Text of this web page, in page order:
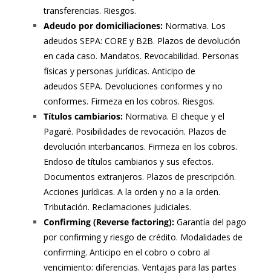
transferencias. Riesgos.
Adeudo por domiciliaciones: Normativa. Los
adeudos SEPA: CORE y B2B. Plazos de devolución
en cada caso. Mandatos. Revocabilidad. Personas
físicas y personas jurídicas. Anticipo de
adeudos SEPA. Devoluciones conformes y no
conformes. Firmeza en los cobros. Riesgos.
Títulos cambiarios: Normativa. El cheque y el
Pagaré. Posibilidades de revocación. Plazos de
devolución interbancarios. Firmeza en los cobros.
Endoso de títulos cambiarios y sus efectos.
Documentos extranjeros. Plazos de prescripción.
Acciones jurídicas. A la orden y no a la orden.
Tributación. Reclamaciones judiciales.
Confirming (Reverse factoring): Garantía del pago
por confirming y riesgo de crédito. Modalidades de
confirming. Anticipo en el cobro o cobro al
vencimiento: diferencias. Ventajas para las partes